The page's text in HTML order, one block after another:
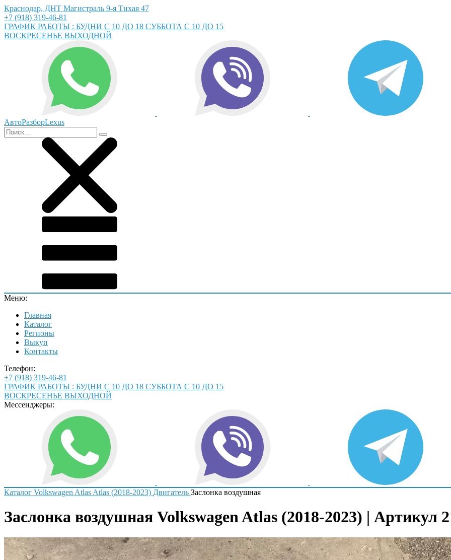
Краснодар, ДНТ Магистраль 9-я Тихая 47
+7 (918) 319-46-81
ГРАФИК РАБОТЫ : БУДНИ С 10 ДО 18 СУББОТА С 10 ДО 15
ВОСКРЕСЕНЬЕ ВЫХОДНОЙ
АвтоРазборLexus
Меню:
Главная
Каталог
Регионы
Выкуп
Контакты
Телефон:
+7 (918) 319-46-81
ГРАФИК РАБОТЫ : БУДНИ С 10 ДО 18 СУББОТА С 10 ДО 15
ВОСКРЕСЕНЬЕ ВЫХОДНОЙ
Мессенджеры:
Каталог Volkswagen Atlas Atlas (2018-2023) Двигатель Заслонка воздушная
Заслонка воздушная Volkswagen Atlas (2018-2023) | Артикул